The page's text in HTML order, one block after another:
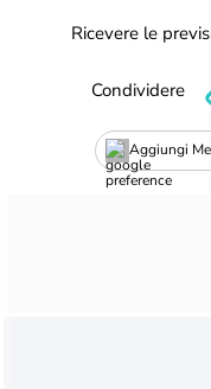
Ricevere le
Aggiungi
Condividere